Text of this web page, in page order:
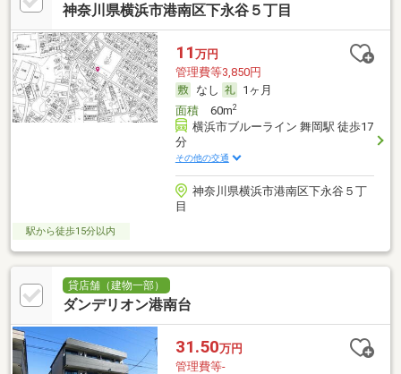
神奈川県横浜市港南区下永谷５丁目
11 万円
管理費等3,850円
なし
1ヶ月
面積60m2
横浜市ブルーライン 舞岡駅 徒歩17
分
その他の交通
神奈川県横浜市港南区下永谷５丁
目
駅から徒歩15分以内
貸店舗（建物一部）
ダンデリオン港南台
31.50万円
管理費等-